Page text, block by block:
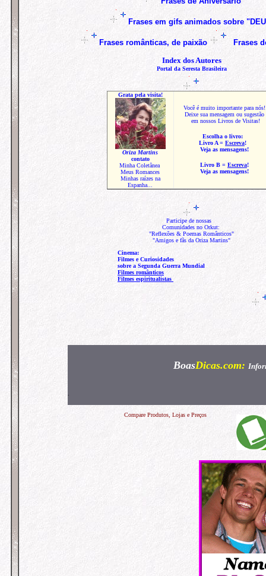
Frases em gifs animados sobre
Frases românticas, de paixão
Frases
Index dos Autores
Portal da Seresta Brasileira
Grata pela visita!
Oriza Martins
contato
Minha Coletânea
Meus Romances
Minhas raízes na
Espanha...
Você é muito importante para nós!
Deixe sua mensagem ou sugestão
em nossos Livros de Visitas!
Escolha o livro:
Livro A= Escreva!
Veja as mensagens!
Livro B = Escreva!
Veja as mensagens!
Participe de nossas
Comunidades no Orkut:
"Reflexões & Poemas Românticos"
"Amigos e fãs da Oriza Martins"
Cinema:
Filmes e Curiosidades
sobre a Segunda Guerra Mundial
Filmes românticos
Filmes espiritualistas
BoasDicas.com:
Compare Produtos, Lojas e Preços